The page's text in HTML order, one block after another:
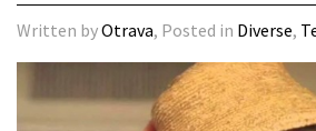
Written byOtrava, Posted in Diverse,